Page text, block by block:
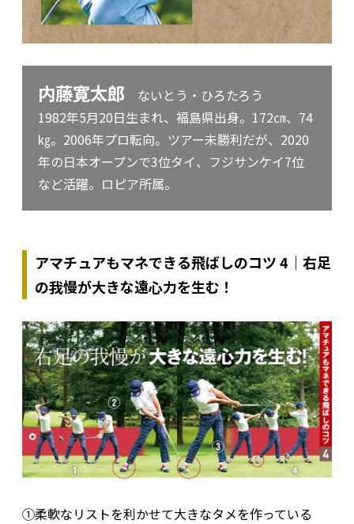
内藤寛太郎 ないとう・ひろたろう
1982年5月20日生まれ、福島県出身。172㎝、74
㎏。2006年プロ転向。ツアー未勝利だが、2020
年の日本オープンで3位タイ、フジサンケイ7位
など活躍。ロピア所属。
アマチュアもマネできる飛ばしのコツ 4｜右足
の我慢が大きな遠心力を生む！
①柔軟なリストを利かせて大きなタメを作っている